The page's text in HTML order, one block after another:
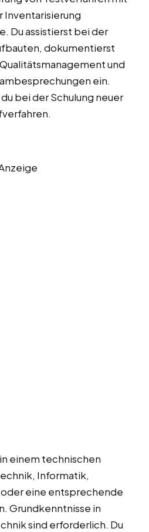
Inventarisierung
Du assistierst bei der
dokumentierst
und
ein.
bei der Schulung neuer
einem technischen
Informatik,
eine entsprechende
Grundkenntnisse in
sind erforderlich. Du